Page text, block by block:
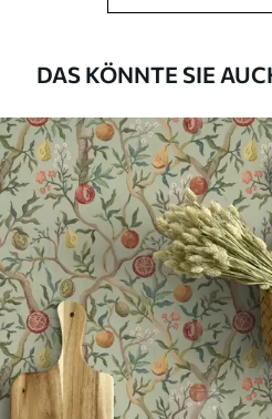
Optionen
und/oder
Schwamm
Fototapeten
können mit
Methode der
Anwendung
Nahtlose
Verfügbare Materialien
Standard
DAS KÖNNTE SIE